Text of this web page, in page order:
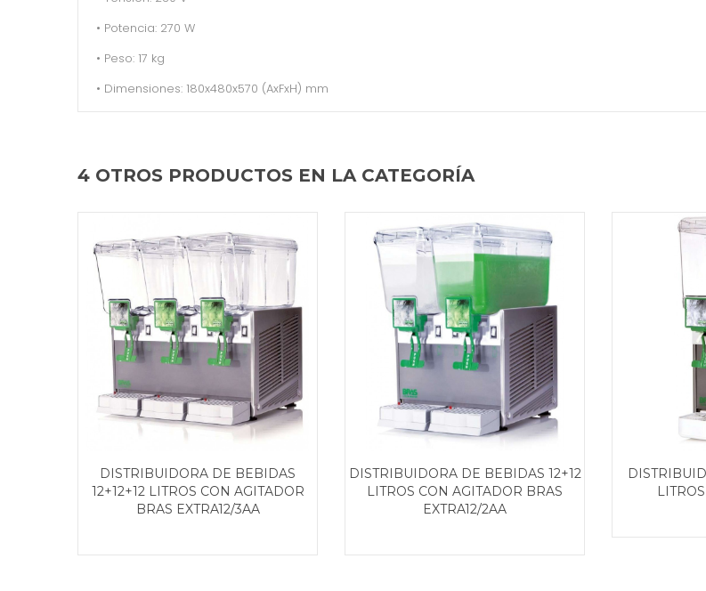
• Potencia: 270 W
• Peso: 17 kg
• Dimensiones: 180x480x570 (AxFxH) mm
4 OTROS PRODUCTOS EN LA CATEGORÍA
DISTRIBUIDORA DE BEBIDAS
12+12+12 LITROS CON AGITADOR
BRAS EXTRA12/3AA
DISTRIBUIDORA DE BEBIDAS 12+12
LITROS CON AGITADOR BRAS
EXTRA12/2AA